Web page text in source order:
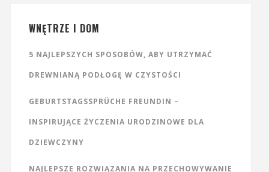
WNĘTRZE I DOM
5 NAJLEPSZYCH SPOSOBÓW, ABY UTRZYMAĆ
DREWNIANĄ PODŁOGĘ W CZYSTOŚCI
GEBURTSTAGSSPRÜCHE FREUNDIN –
INSPIRUJĄCE ŻYCZENIA URODZINOWE DLA
DZIEWCZYNY
NAJLEPSZE ROZWIĄZANIA NA PRZECHOWYWANIE